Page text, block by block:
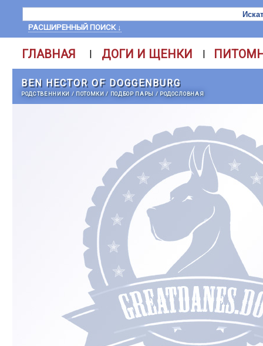
РАСШИРЕННЫЙ ПОИСК ↓
ГЛАВНАЯ | ДОГИ И ЩЕНКИ |
BEN HECTOR OF DOGGENBURG
РОДСТВЕННИКИ / ПОТОМКИ/ ПОДБОР ПАРЫ / РОДОСЛОВНАЯ